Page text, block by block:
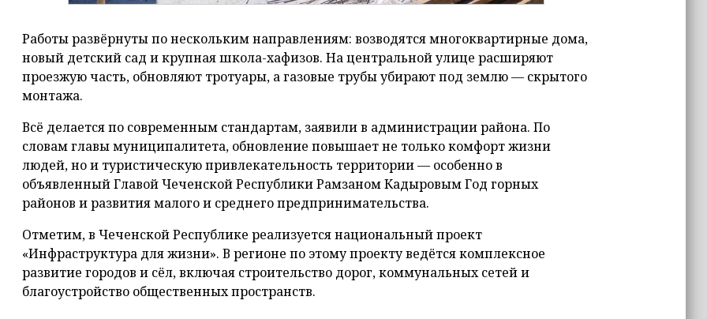
Работы развёрнуты по нескольким направлениям: возводятся многоквартирные дома,
новый детский сад и крупная школа-хафизов. На центральной улице расширяют
проезжую часть, обновляют тротуары, а газовые трубы убирают под землю — скрытого
монтажа.
Всё делается по современным стандартам, заявили в администрации района. По
словам главы муниципалитета, обновление повышает не только комфорт жизни
людей, но и туристическую привлекательность территории — особенно в
объявленный Главой Чеченской Республики Рамзаном Кадыровым Год горных
районов и развития малого и среднего предпринимательства.
Отметим, в Чеченской Республике реализуется национальный проект
«Инфраструктура для жизни». В регионе по этому проекту ведётся комплексное
развитие городов и сёл, включая строительство дорог, коммунальных сетей и
благоустройство общественных пространств.